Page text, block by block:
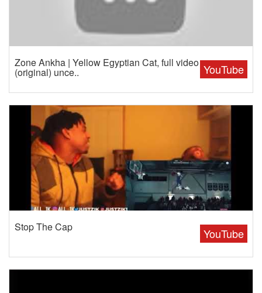
YouTube
Zone Ankha | Yellow Egyptian Cat, full video
(original) unce..
YouTube
Stop The Cap